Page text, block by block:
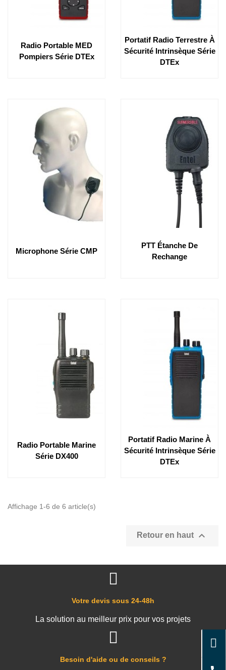
Radio Portable MED
Pompiers Série DTEx
Portatif Radio Terrestre À
Sécurité Intrinsèque Série
DTEx
Microphone Série CMP
PTT Étanche De
Rechange
Radio Portable Marine
Série DX400
Portatif Radio Marine À
Sécurité Intrinsèque Série
DTEx
Affichage 1-6 de 6 article(s)
Retour en haut 
Besoin d'aide ou de conseils ?
Votre devis sous 24-48h
La solution au meilleur prix pour vos projets